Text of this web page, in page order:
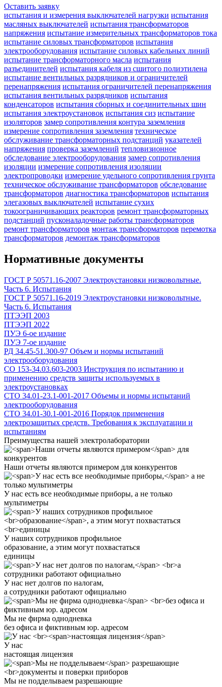
Оставить заявку
испытания и измерения выключателей нагрузки испытания
масляных выключателей испытания трансформаторов
напряжения испытание измерительных трансформаторов тока
испытание силовых трансформаторов испытания
электрооборудования испытание силовых кабельных линий
испытание трансформаторного масла испытания
разъединителей испытания кабеля из сшитого полиэтилена
испытание вентильных разрядников и ограничителей
перенапряжения испытания ограничителей перенапряжения
испытания вентильных разрядников испытания
конденсаторов испытания сборных и соединительных шин
испытания электроустановок испытания сиз испытание
изоляторов замер сопротивления контура заземления
измерение сопротивления заземления техническое
обслуживание трансформаторных подстанций указателей
напряжения проверка заземлений тепловизионное
обследование электрооборудования замер сопротивления
изоляции измерение сопротивления изоляции
электропроводки измерение удельного сопротивления грунта
техническое обслуживание трансформаторов обследование
трансформаторов диагностика трансформаторов испытания
элегазовых выключателей испытание сухих
токоограничивающих реакторов ремонт трансформаторных
подстанций пусконаладочные работы трансформаторов
ремонт трансформаторов монтаж трансформаторов перемотка
трансформаторов демонтаж трансформаторов
Нормативные документы
ГОСТ Р 50571.16-2007 Электроустановки низковольтные.
Часть 6. Испытания
ГОСТ Р 50571.16-2019 Электроустановки низковольтные.
Часть 6. Испытания
ПТЭЭП 2003
ПТЭЭП 2022
ПУЭ 6-ое издание
ПУЭ 7-ое издание
РД 34.45-51.300-97 Объем и нормы испытаний
электрооборудования
СО 153-34.03.603-2003 Инструкция по испытанию и
применению средств защиты используемых в
электроустановках
СТО 34.01-23.1-001-2017 Объемы и нормы испытаний
электрооборудования
СТО 34.01-30.1-001-2016 Порядок применения
электрозащитых средств. Требования к эксплуатации и
испытаниям
Преимущества нашей электролаборатории
Наши отчеты являются примером для конкурентов
У нас есть все необходимые приборы, а не только
мультиметры
У наших сотрудников профильное
образование, а этим могут похвастаться
единицы
У нас нет долгов по налогам,
а сотрудники работают официально
Мы не фирма однодневка
без офиса и фиктивным юр. адресом
У нас
настоящая лицензия
Мы не подделываем разрешающие